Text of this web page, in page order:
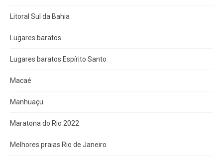
Litoral Sul da Bahia
Lugares baratos
Lugares baratos Espírito Santo
Macaé
Manhuaçu
Maratona do Rio 2022
Melhores praias Rio de Janeiro